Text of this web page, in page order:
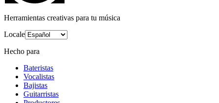
Herramientas creativas para tu música
Locale
Hecho para
Bateristas
Vocalistas
Bajistas
Guitarristas